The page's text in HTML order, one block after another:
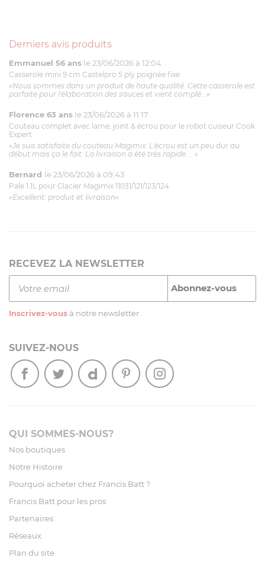
Derniers avis produits
Emmanuel 56 ans le 23/06/2026 à 12:04
Casserole mini 9 cm Castelpro 5 ply poignée fixe
«Nous sommes dans un produit de haute qualité. Cette casserole est
parfaite pour l'élaboration des sauces et vient complé...»
Florence 63 ans le 23/06/2026 à 11:17
Couteau complet avec lame, joint & écrou pour le robot cuiseur Cook
Expert
«Je suis satisfaite du couteau Magimix. L'écrou est un peu dur au
début mais ça le fait. La livraison a été très rapide. ...»
Bernard le 23/06/2026 à 09:43
Pale 1.1L pour Glacier Magimix 11031/121/123/124
«Excellent: produit et livraison»
RECEVEZ LA NEWSLETTER
Inscrivez-vous à notre newsletter
SUIVEZ-NOUS
QUI SOMMES-NOUS?
Nos boutiques
Notre Histoire
Pourquoi acheter chez Francis Batt ?
Francis Batt pour les pros
Partenaires
Réseaux
Plan du site